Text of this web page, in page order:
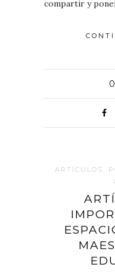
compartir y
0
ARTÍCULOS,